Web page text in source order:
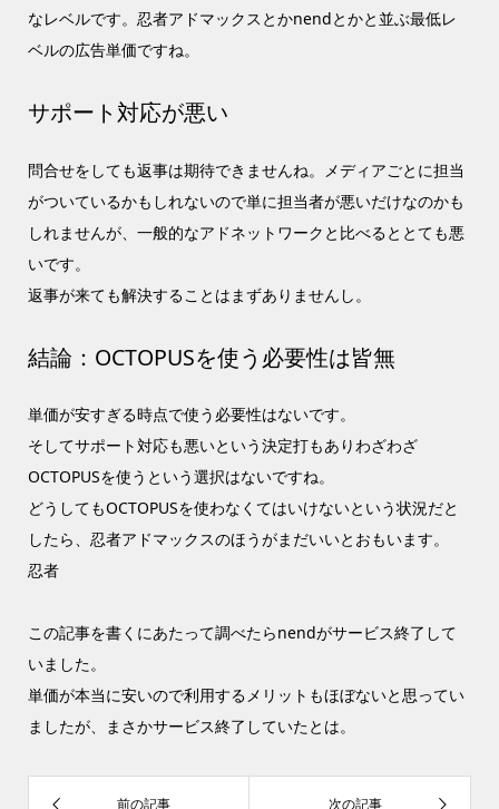
なレベルです。忍者アドマックスとかnendとかと並ぶ最低レ
ベルの広告単価ですね。
サポート対応が悪い
問合せをしても返事は期待できませんね。メディアごとに担当
がついているかもしれないので単に担当者が悪いだけなのかも
しれませんが、一般的なアドネットワークと比べるととても悪
いです。
返事が来ても解決することはまずありませんし。
結論：OCTOPUSを使う必要性は皆無
単価が安すぎる時点で使う必要性はないです。
そしてサポート対応も悪いという決定打もありわざわざ
OCTOPUSを使うという選択はないですね。
どうしてもOCTOPUSを使わなくてはいけないという状況だと
したら、忍者アドマックスのほうがまだいいとおもいます。
忍者
この記事を書くにあたって調べたらnendがサービス終了して
いました。
単価が本当に安いので利用するメリットもほぼないと思ってい
ましたが、まさかサービス終了していたとは。